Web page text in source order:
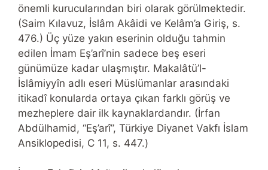
önemli kurucularından biri olarak görülmektedir.
(Saim Kılavuz, İslâm Akâidi ve Kelâm’a Giriş, s.
476.) Üç yüze yakın eserinin olduğu tahmin
edilen İmam Eş’arî’nin sadece beş eseri
günümüze kadar ulaşmıştır. Makalâtü’l-
İslâmiyyîn adlı eseri Müslümanlar arasındaki
itikadî konularda ortaya çıkan farklı görüş ve
mezheplere dair ilk kaynaklardandır. (İrfan
Abdülhamid, “Eş’arî”, Türkiye Diyanet Vakfı İslam
Ansiklopedisi, C 11, s. 447.)